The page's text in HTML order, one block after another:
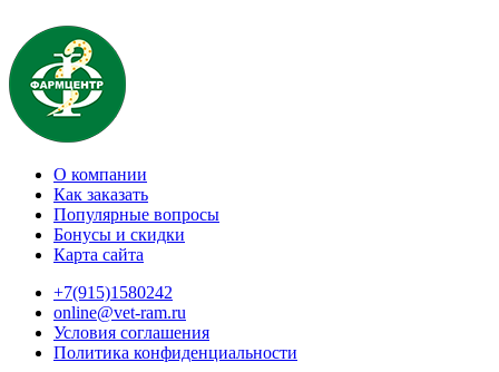
О компании
Как заказать
Популярные вопросы
Бонусы и скидки
Карта сайта
+7(915)1580242
online@vet-ram.ru
Условия соглашения
Политика конфиденциальности